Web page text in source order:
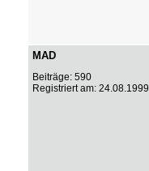
MAD
Beiträge: 590
Registriert am: 24.08.1999